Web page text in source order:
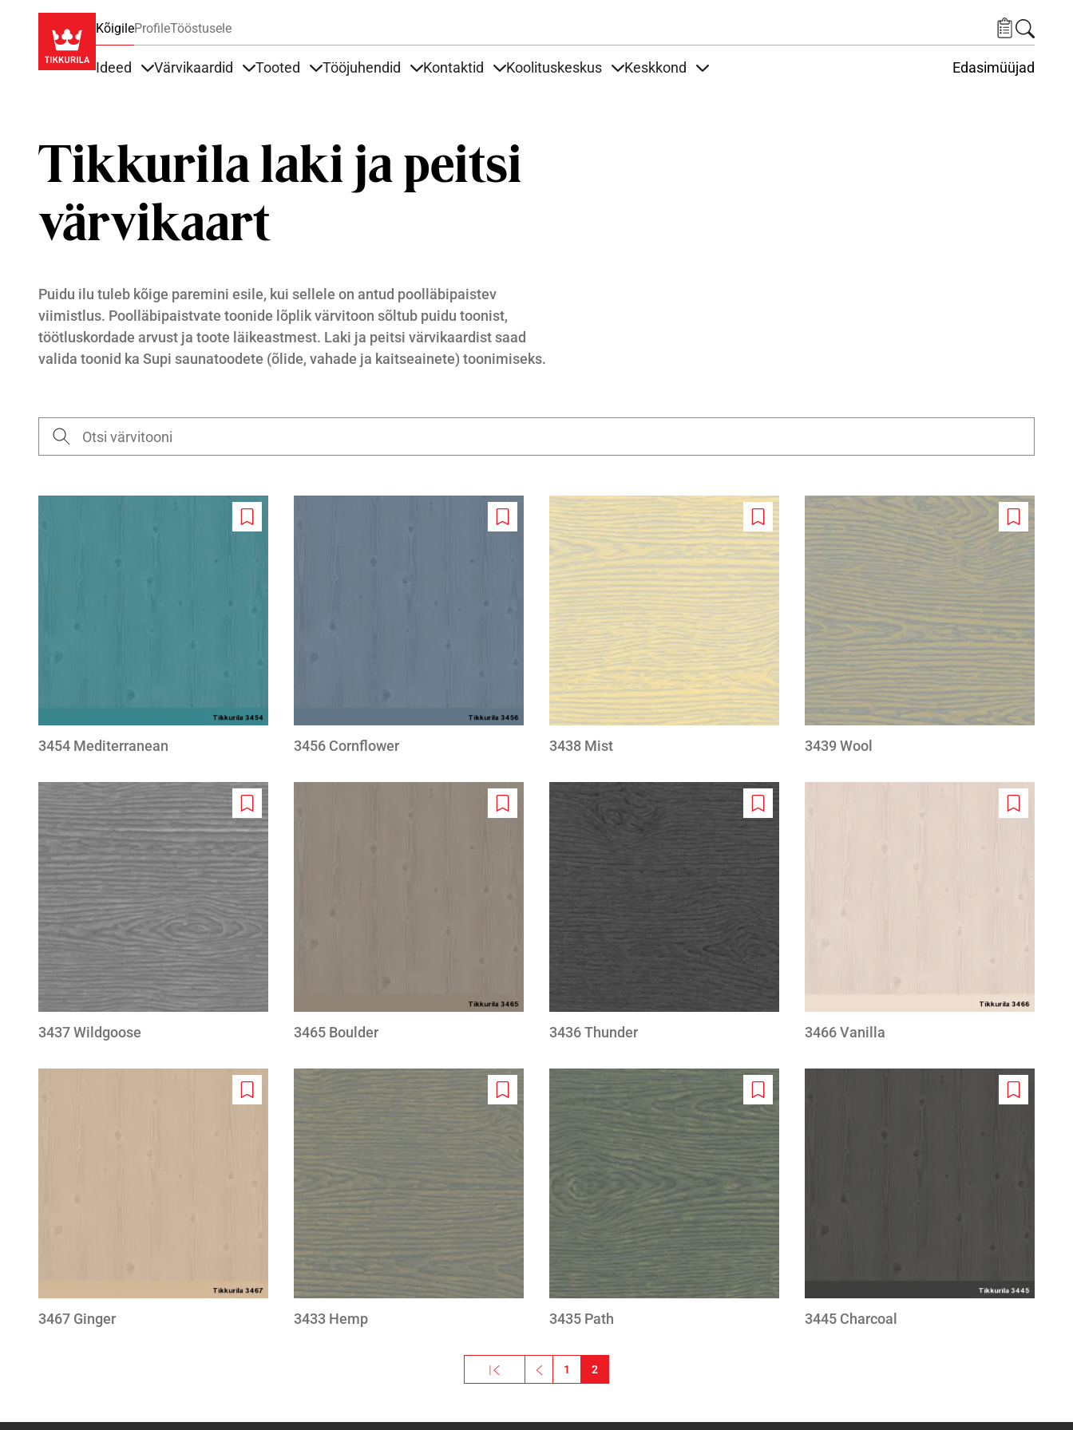
KõigileProfileTööstusele
Ideed Värvikaardid Tooted Tööjuhendid Kontaktid Koolituskeskus Keskkond Edasimüüjad
Tikkurila laki ja peitsi
värvikaart
Puidu ilu tuleb kõige paremini esile, kui sellele on antud poolläbipaistev
viimistlus. Poolläbipaistvate toonide lõplik värvitoon sõltub puidu toonist,
töötluskordade arvust ja toote läikeastmest. Laki ja peitsi värvikaardist saad
valida toonid ka Supi saunatoodete (õlide, vahade ja kaitseainete) toonimiseks.
Add
3454 Mediterranean
Add
3456 Cornflower
Add
to
wishlist
3438 Mist
Add
to
wishlist
3439 Wool
Add
to
wishlist
3437 Wildgoose
Add
3465 Boulder
Add
wishlist
3436 Thunder
Add
3466 Vanilla
Add
3467 Ginger
Add
to
wishlist
3433 Hemp
Add
to
wishlist
3435 Path
Add
3445 Charcoal
« Esimene
Esimene leht
‹‹
Eelmine leht
1 2